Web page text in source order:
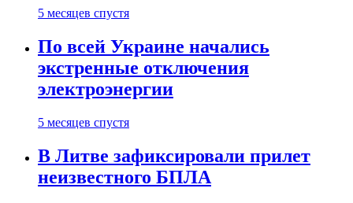
5 месяцев спустя
По всей Украине начались
экстренные отключения
электроэнергии
5 месяцев спустя
В Литве зафиксировали прилет
неизвестного БПЛА